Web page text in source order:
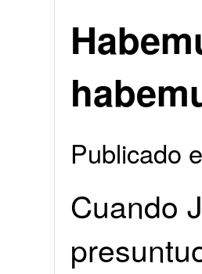
Publicado
Cuando